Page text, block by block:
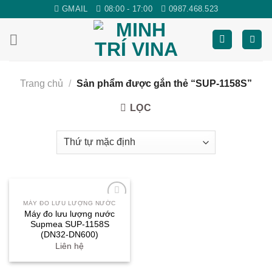
content
GMAIL 08:00 - 17:00 0987.468.523
Trang chủ / Sản phẩm được gắn thẻ “SUP-1158S”
LỌC
thích
MÁY ĐO LƯU LƯỢNG NƯỚC
Máy đo lưu lượng nước
Supmea SUP-1158S
(DN32-DN600)
Liên hệ